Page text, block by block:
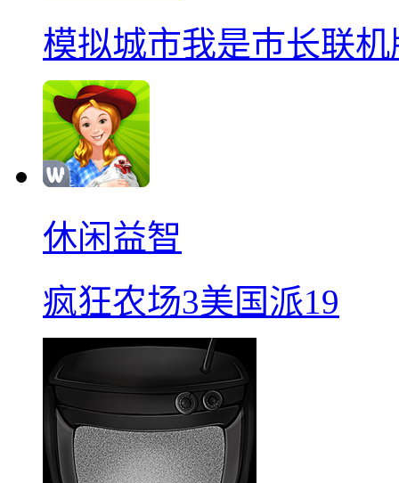
模拟城市我是巿长联机
休闲益智
疯狂农场3美国派19